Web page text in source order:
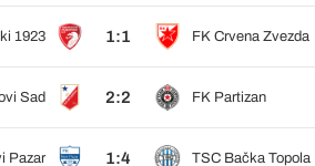
1923 1:1 FK Crvena Zvezda
Sad 2:2 FK Partizan
Pazar 1:4 TSC Bačka Topola